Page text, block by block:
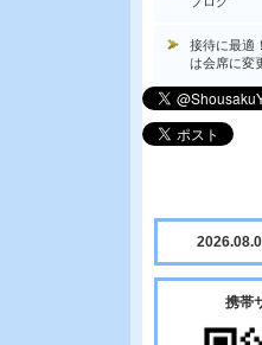
接待に最適
は会席に変
携帯